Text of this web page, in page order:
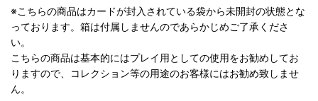
※こちらの商品はカードが封入されている袋から未開封の状態とな
っております。箱は付属しませんのであらかじめご了承くださ
い。
こちらの商品は基本的にはプレイ用としての使用をお勧めしてお
りますので、コレクション等の用途のお客様にはお勧め致しませ
ん。